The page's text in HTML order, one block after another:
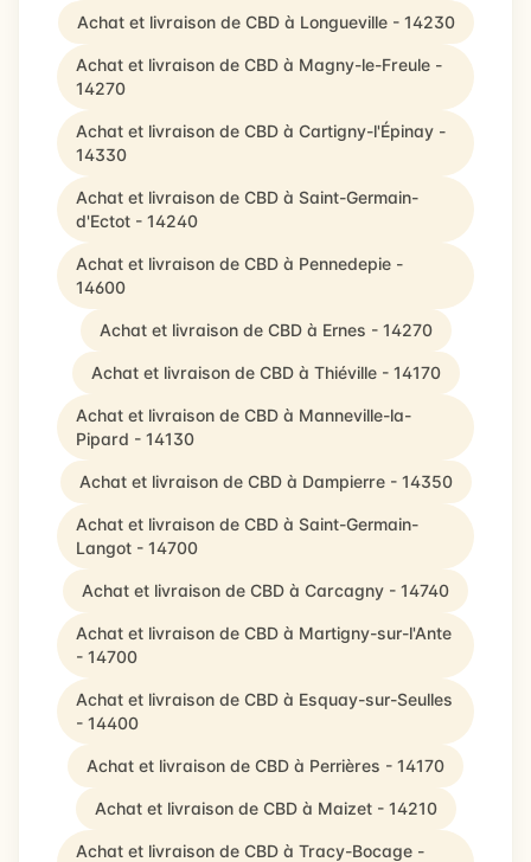
Achat et livraison de CBD à Longueville - 14230
Achat et livraison de CBD à Magny-le-Freule -
14270
Achat et livraison de CBD à Cartigny-l'Épinay -
14330
Achat et livraison de CBD à Saint-Germain-
d'Ectot - 14240
Achat et livraison de CBD à Pennedepie -
14600
Achat et livraison de CBD à Ernes - 14270
Achat et livraison de CBD à Thiéville - 14170
Achat et livraison de CBD à Manneville-la-
Pipard - 14130
Achat et livraison de CBD à Dampierre - 14350
Achat et livraison de CBD à Saint-Germain-
Langot - 14700
Achat et livraison de CBD à Carcagny - 14740
Achat et livraison de CBD à Martigny-sur-l'Ante
- 14700
Achat et livraison de CBD à Esquay-sur-Seulles
- 14400
Achat et livraison de CBD à Perrières - 14170
Achat et livraison de CBD à Maizet - 14210
Achat et livraison de CBD à Tracy-Bocage -